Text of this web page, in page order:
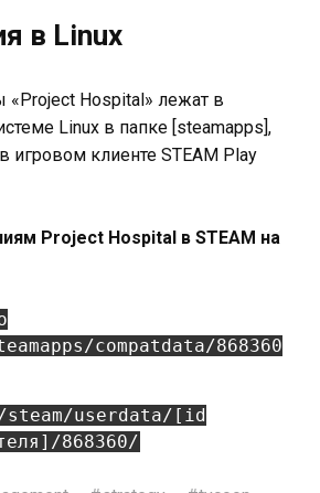
в Linux
«Project Hospital» лежат в
Linux в папке [steamapps],
игровом клиенте STEAM Play
Project Hospital в STEAM на
compatdata/868360
steam/userdata/[id
868360/